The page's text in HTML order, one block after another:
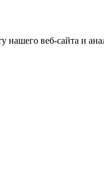
веб-сайта и